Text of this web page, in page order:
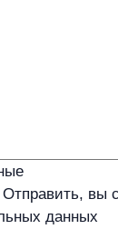
вы
данных